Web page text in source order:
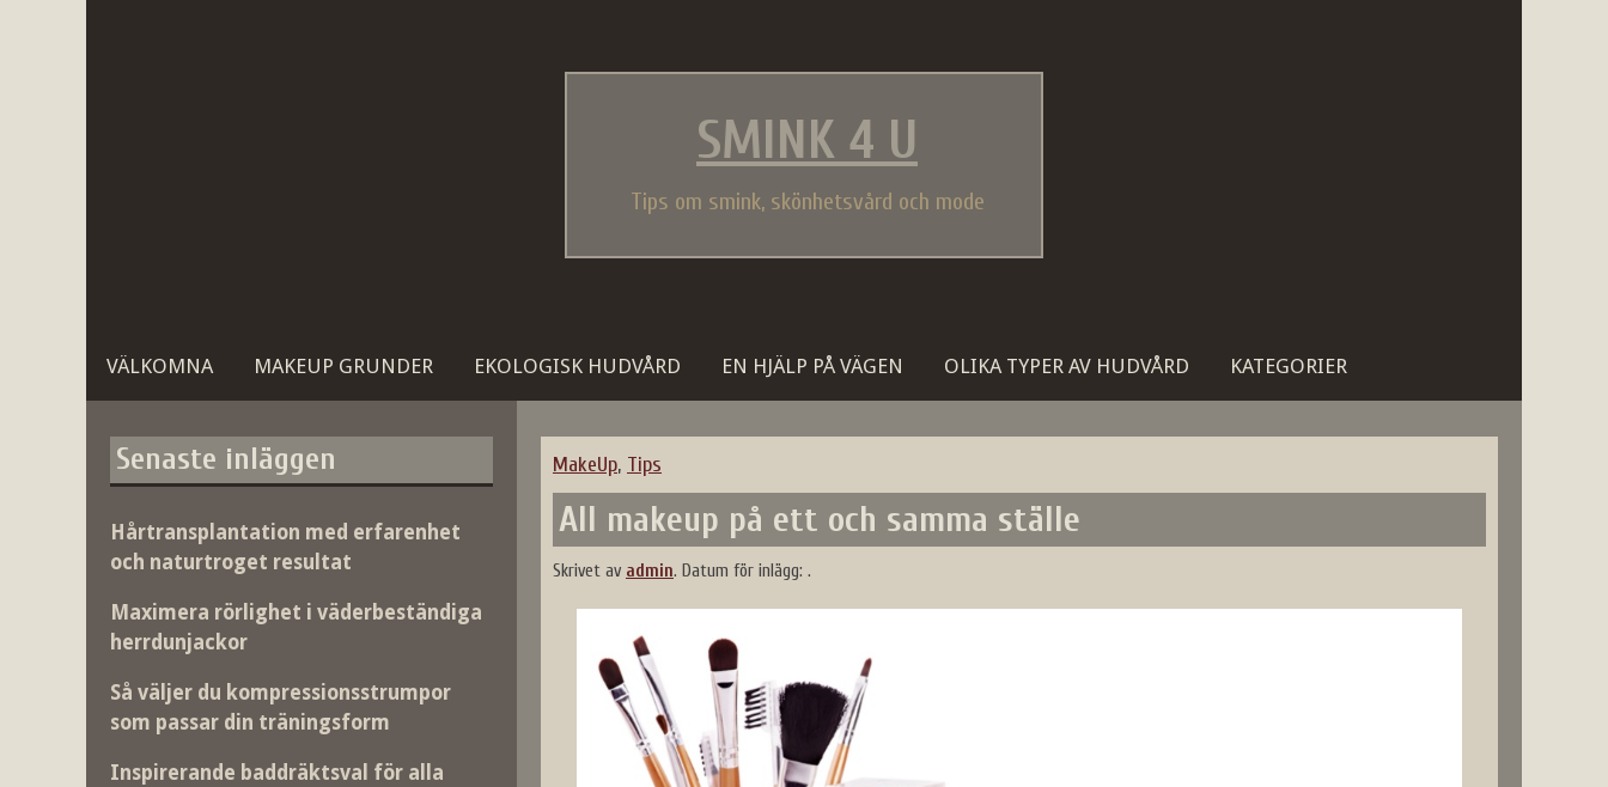
SMINK 4 U
Tips om smink, skönhetsvård och mode
VÄLKOMNA MAKEUP GRUNDER EKOLOGISK HUDVÅRD EN HJÄLP PÅ VÄGEN OLIKA TYPER AV HUDVÅRD KATEGORIER
MakeUp, Tips
All makeup på ett och samma ställe
Skrivet av admin. Datum för inlägg: .
Senaste inläggen
Hårtransplantation med erfarenhet
och naturtroget resultat
Maximera rörlighet i väderbeständiga
herrdunjackor
Så väljer du kompressionsstrumpor
som passar din träningsform
Inspirerande baddräktsval för alla